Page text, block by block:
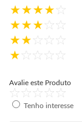
Avalie este Produto
Tenho interesse